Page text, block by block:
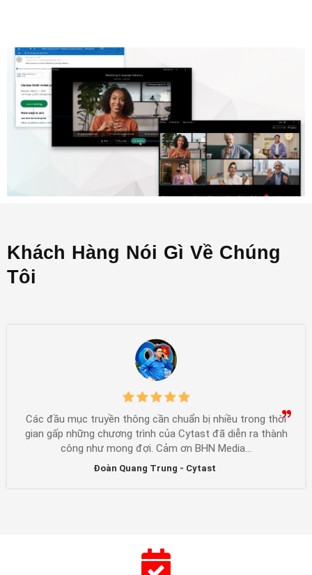
Khách Hàng Nói Gì Về Chúng
Tôi
Các đầu mục truyền thông cần chuẩn bị nhiều trong thời
gian gấp những chương trình của Cytast đã diễn ra thành
công như mong đợi. Cảm ơn BHN Media...
Đoàn Quang Trung - Cytast